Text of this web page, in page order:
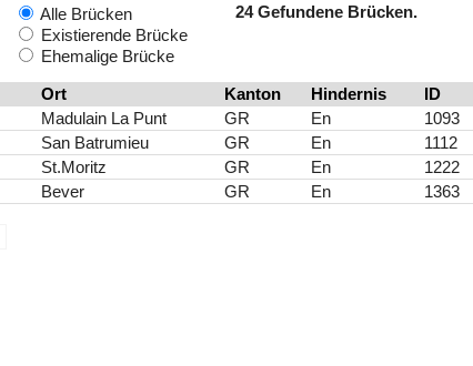
Alle Brücken
Existierende Brücke
Ehemalige Brücke
24 Gefundene Brücken.
Ort Kanton Hindernis
ID
Madulain La Punt GR En
1093
San Batrumieu GR En
1112
St.Moritz GR En
1222
Bever GR En 1363